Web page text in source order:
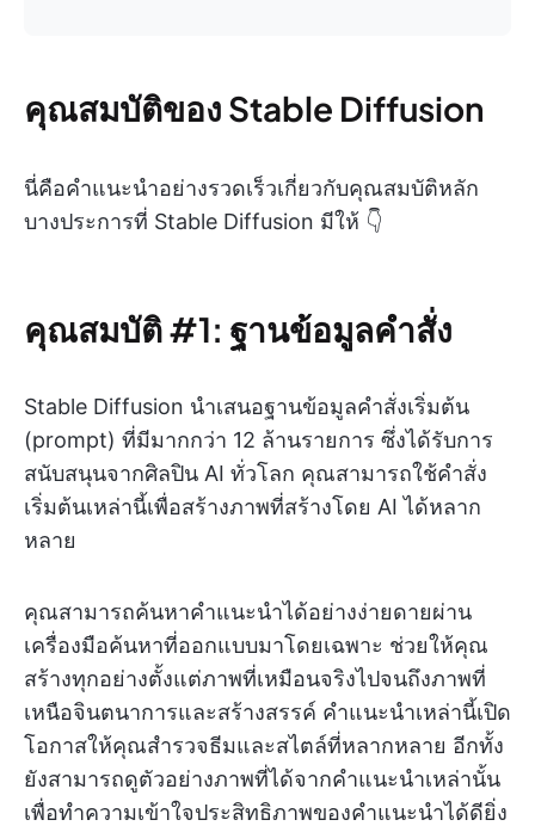
คุณสมบัติของ Stable Diffusion
นี่คือคำแนะนำอย่างรวดเร็วเกี่ยวกับคุณสมบัติหลัก
บางประการที่ Stable Diffusion มีให้ 👇
คุณสมบัติ #1: ฐานข้อมูลคำสั่ง
Stable Diffusion นำเสนอฐานข้อมูลคำสั่งเริ่มต้น
(prompt) ที่มีมากกว่า 12 ล้านรายการ ซึ่งได้รับการ
สนับสนุนจากศิลปิน AI ทั่วโลก คุณสามารถใช้คำสั่ง
เริ่มต้นเหล่านี้เพื่อสร้างภาพที่สร้างโดย AI ได้หลาก
หลาย
คุณสามารถค้นหาคำแนะนำได้อย่างง่ายดายผ่าน
เครื่องมือค้นหาที่ออกแบบมาโดยเฉพาะ ช่วยให้คุณ
สร้างทุกอย่างตั้งแต่ภาพที่เหมือนจริงไปจนถึงภาพที่
เหนือจินตนาการและสร้างสรรค์ คำแนะนำเหล่านี้เปิด
โอกาสให้คุณสำรวจธีมและสไตล์ที่หลากหลาย อีกทั้ง
ยังสามารถดูตัวอย่างภาพที่ได้จากคำแนะนำเหล่านั้น
เพื่อทำความเข้าใจประสิทธิภาพของคำแนะนำได้ดียิ่ง